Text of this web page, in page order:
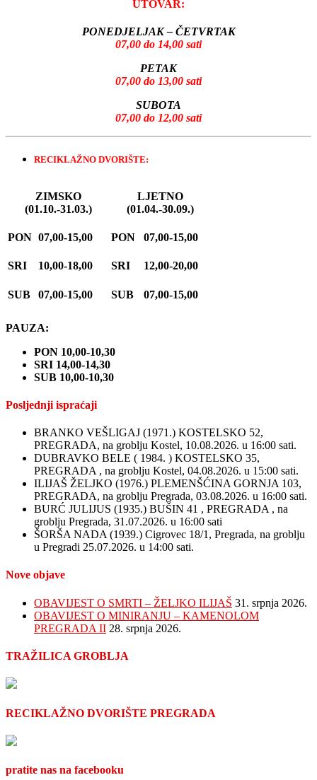
UTOVAR:
PONEDJELJAK – ČETVRTAK
07,00 do 14,00 sati
PETAK
07,00 do 13,00 sati
SUBOTA
07,00 do 12,00 sati
RECIKLAŽNO DVORIŠTE:
ZIMSKO
(01.10.-31.03.)
LJETNO
(01.04.-30.09.)
PON 07,00-15,00 PON 07,00-15,00
SRI 10,00-18,00 SRI 12,00-20,00
SUB 07,00-15,00 SUB 07,00-15,00
PAUZA:
PON 10,00-10,30
SRI 14,00-14,30
SUB 10,00-10,30
Posljednji ispraćaji
BRANKO VEŠLIGAJ (1971.) KOSTELSKO 52,
PREGRADA, na groblju Kostel, 10.08.2026. u 16:00 sati.
DUBRAVKO BELE ( 1984. ) KOSTELSKO 35,
PREGRADA , na groblju Kostel, 04.08.2026. u 15:00 sati.
ILIJAŠ ŽELJKO (1976.) PLEMENŠĆINA GORNJA 103,
PREGRADA, na groblju Pregrada, 03.08.2026. u 16:00 sati.
BURĆ JULIJUS (1935.) BUŠIN 41 , PREGRADA , na
groblju Pregrada, 31.07.2026. u 16:00 sati
ŠORŠA NADA (1939.) Cigrovec 18/1, Pregrada, na groblju
u Pregradi 25.07.2026. u 14:00 sati.
Nove objave
OBAVIJEST O SMRTI – ŽELJKO ILIJAŠ 31. srpnja 2026.
OBAVIJEST O MINIRANJU – KAMENOLOM
PREGRADA II 28. srpnja 2026.
TRAŽILICA GROBLJA
RECIKLAŽNO DVORIŠTE PREGRADA
pratite nas na facebooku